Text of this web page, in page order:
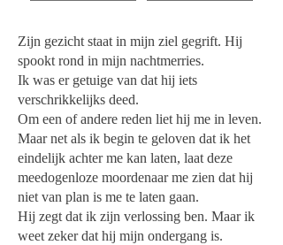
Zijn gezicht staat in mijn ziel gegrift. Hij
spookt rond in mijn nachtmerries.
Ik was er getuige van dat hij iets
verschrikkelijks deed.
Om een of andere reden liet hij me in leven.
Maar net als ik begin te geloven dat ik het
eindelijk achter me kan laten, laat deze
meedogenloze moordenaar me zien dat hij
niet van plan is me te laten gaan.
Hij zegt dat ik zijn verlossing ben. Maar ik
weet zeker dat hij mijn ondergang is.